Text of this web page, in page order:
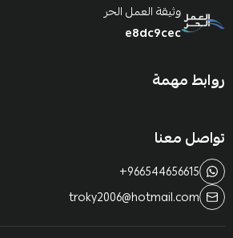
وثيقة العمل الحر
e8dc9cec
روابط مهمة
تواصل معنا
+966544656615
troky2006@hotmail.com